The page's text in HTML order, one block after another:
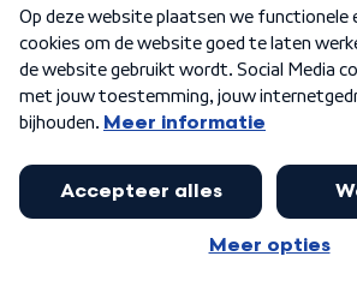
Algemene voorwaarden